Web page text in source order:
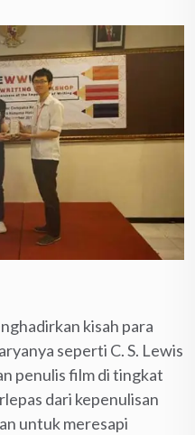
kisah para
seperti C. S. Lewis
penulis film di tingkat
dari kepenulisan
untuk meresapi